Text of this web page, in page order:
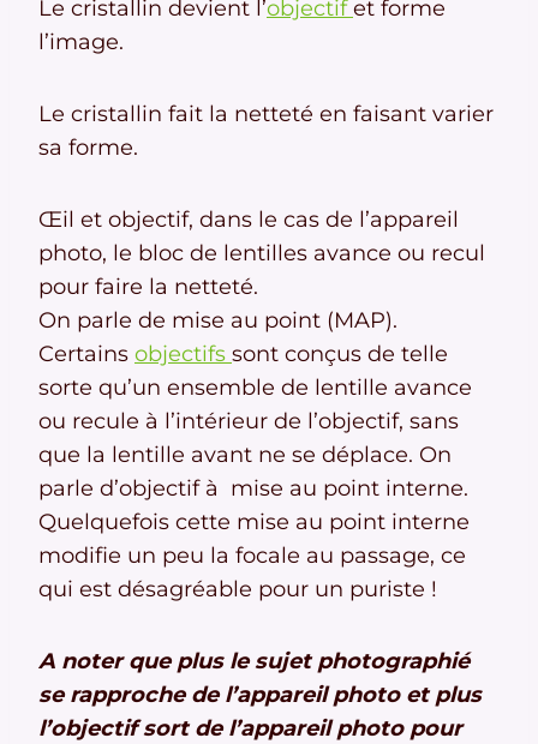
Le cristallin devient l’objectifet forme
l’image.
Le cristallin fait la netteté en faisant varier
sa forme.
Œil et objectif, dans le cas de l’appareil
photo, le bloc de lentilles avance ou recul
pour faire la netteté.
On parle de mise au point (MAP).
Certains objectifs sont conçus de telle
sorte qu’un ensemble de lentille avance
ou recule à l’intérieur de l’objectif, sans
que la lentille avant ne se déplace. On
parle d’objectif à mise au point interne.
Quelquefois cette mise au point interne
modifie un peu la focale au passage, ce
qui est désagréable pour un puriste !
A noter que plus le sujet photographié
se rapproche de l’appareil photo et plus
l’objectif sort de l’appareil photo pour